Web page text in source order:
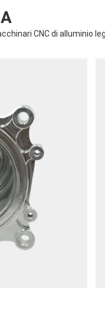
CNC di alluminio